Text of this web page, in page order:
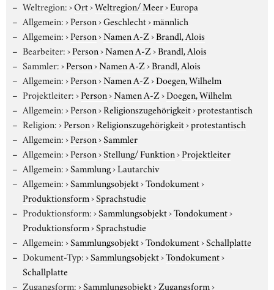
Weltregion:›Ort›Weltregion/ Meer›Europa
Allgemein:›Person›Geschlecht›männlich
Allgemein:›Person›Namen A-Z›Brandl, Alois
Bearbeiter:›Person›Namen A-Z›Brandl, Alois
Sammler:›Person›Namen A-Z›Brandl, Alois
Allgemein:›Person›Namen A-Z›Doegen, Wilhelm
Projektleiter:›Person›Namen A-Z›Doegen, Wilhelm
Allgemein:›Person›Religionszugehörigkeit›protestantisch
Religion:›Person›Religionszugehörigkeit›protestantisch
Allgemein:›Person›Sammler
Allgemein:›Person›Stellung/ Funktion›Projektleiter
Allgemein:›Sammlung›Lautarchiv
Allgemein:›Sammlungsobjekt›Tondokument›
Produktionsform›Sprachstudie
Produktionsform:›Sammlungsobjekt›Tondokument›
Produktionsform›Sprachstudie
Allgemein:›Sammlungsobjekt›Tondokument›Schallplatte
Dokument-Typ:›Sammlungsobjekt›Tondokument›
Schallplatte
Zugangsform:›Sammlungsobjekt›Zugangsform›